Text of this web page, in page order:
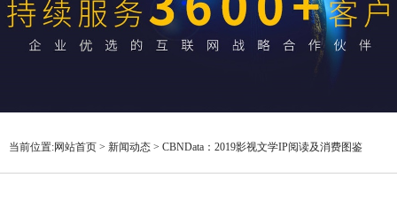
Google推广
关于我们
当前位置:网站首页 > 新闻动态 > CBNData：2019影视文学IP阅读及消费图鉴